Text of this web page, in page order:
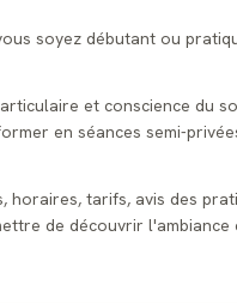
soyez débutant ou
et conscience du
en séances semi-
horaires, tarifs, avis des
de découvrir l'ambiance